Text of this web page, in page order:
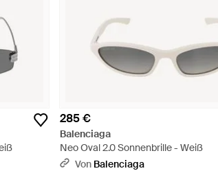
285 €
Balenciaga
Neo Oval 2.0 Sonnenbrille - Weiß
Von Balenciaga